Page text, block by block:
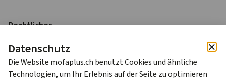
Rechtliches
Datenschutz
AGB
Alle Preise sind in Schweizer Franken (CHF) inkl. 8.1% MWST
Datenschutz
Die Website mofaplus.ch benutzt Cookies und ähnliche
Technologien, um Ihr Erlebnis auf der Seite zu optimieren